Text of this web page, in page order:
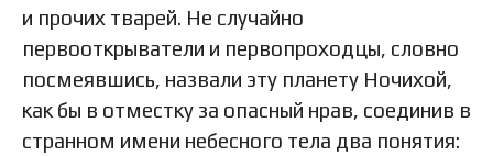
и прочих тварей. Не случайно
первооткрыватели и первопроходцы, словно
посмеявшись, назвали эту планету Ночихой,
как бы в отместку за опасный нрав, соединив в
странном имени небесного тела два понятия: